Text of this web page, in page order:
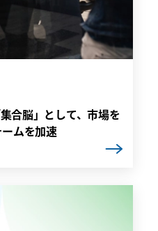
合脳」として、市場を
ムを加速